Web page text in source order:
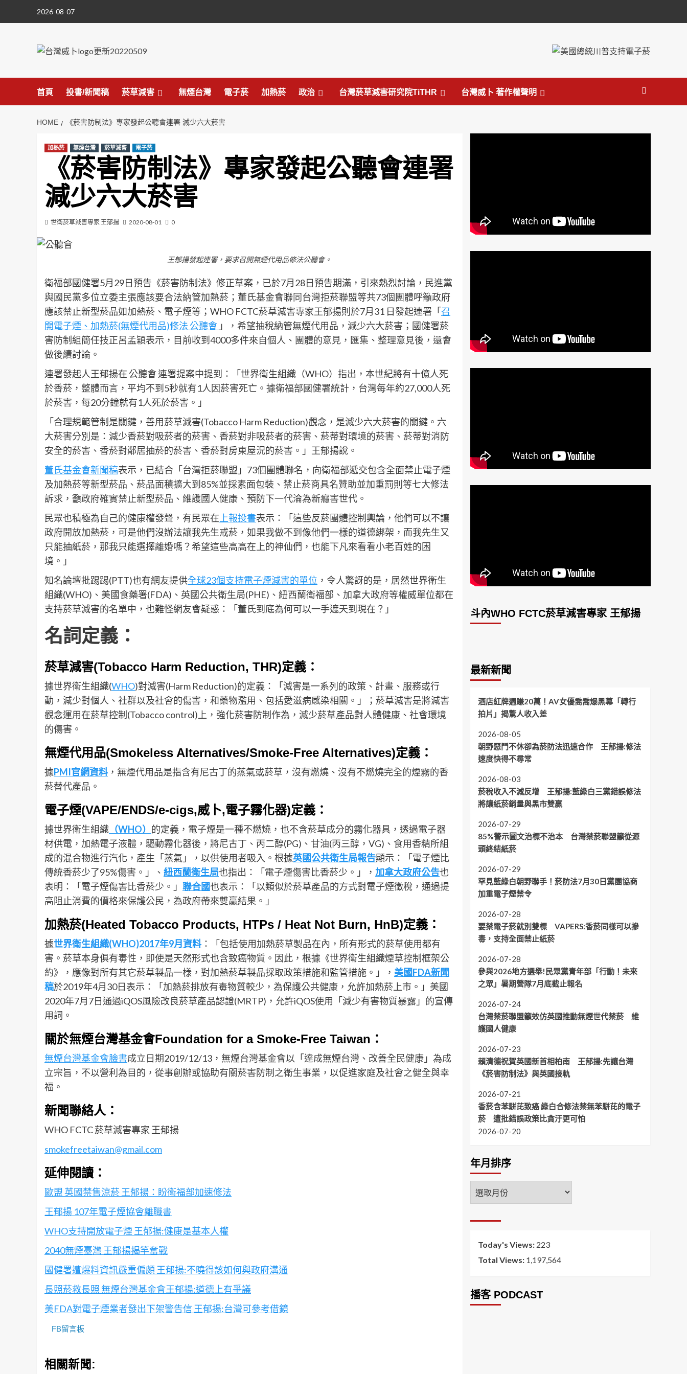
2026-08-07
首頁 投書/新聞稿 菸草減害 無煙台灣 電子菸 加熱菸 政治 台灣菸草減害研究院TiTHR 台灣威卜 著作權聲明
HOME 《菸害防制法》專家發起公聽會連署 減少六大菸害
加熱菸 無煙台灣 菸草減害 電子菸
《菸害防制法》專家發起公聽會連署
減少六大菸害
世衛菸草減害專家 王郁揚 2020-08-01 0
王郁揚發起連署，要求召開無煙代用品修法公聽會。
衛福部國健署5月29日預告《菸害防制法》修正草案，已於7月28日預告期滿，引來熱烈討論，民進黨
與國民黨多位立委主張應該要合法納管加熱菸；董氏基金會聯同台灣拒菸聯盟等共73個團體呼籲政府
應該禁止新型菸品如加熱菸、電子煙等；WHO FCTC菸草減害專家王郁揚則於7月31 日發起連署「召
開電子煙、加熱菸(無煙代用品)修法 公聽會 」，希望抽稅納管無煙代用品，減少六大菸害；國健署菸
害防制組簡任技正呂孟穎表示，目前收到4000多件來自個人、團體的意見，匯集、整理意見後，還會
做後續討論。
連署發起人王郁揚在 公聽會 連署提案中提到：「世界衛生組織（WHO）指出，本世紀將有十億人死
於香菸，整體而言，平均不到5秒就有1人因菸害死亡。據衛福部國健署統計，台灣每年約27,000人死
於菸害，每20分鐘就有1人死於菸害。」
「合理規範管制是關鍵，善用菸草減害(Tobacco Harm Reduction)觀念，是減少六大菸害的關鍵。六
大菸害分別是：減少香菸對吸菸者的菸害、香菸對非吸菸者的菸害、菸蒂對環境的菸害、菸蒂對消防
安全的菸害、香菸對鄰居抽菸的菸害、香菸對房東屋況的菸害。」王郁揚說。
董氏基金會新聞稿表示，已結合「台灣拒菸聯盟」73個團體聯名，向衛福部遞交包含全面禁止電子煙
及加熱菸等新型菸品、菸品面積擴大到85%並採素面包裝、禁止菸商具名贊助並加重罰則等七大修法
訴求，籲政府確實禁止新型菸品、維護國人健康、預防下一代淪為新癮害世代。
民眾也積極為自己的健康權發聲，有民眾在 上報投書表示：「這些反菸團體控制輿論，他們可以不讓
政府開放加熱菸，可是他們沒辦法讓我先生戒菸，如果我做不到像他們一樣的道德綁架，而我先生又
只能抽紙菸，那我只能選擇離婚嗎？希望這些高高在上的神仙們，也能下凡來看看小老百姓的困
境。」
知名論壇批踢踢(PTT)也有網友提供全球23個支持電子煙減害的單位 ，令人驚訝的是，居然世界衛生
組織(WHO)、美國食藥署(FDA)、英國公共衛生局(PHE)、紐西蘭衛福部、加拿大政府等權威單位都在
支持菸草減害的名單中，也難怪網友會疑惑：「董氏到底為何可以一手遮天到現在？」
名詞定義：
菸草減害(Tobacco Harm Reduction, THR)定義：
據世界衛生組織(WHO)對減害(Harm Reduction)的定義：「減害是一系列的政策、計畫、服務或行
動，減少對個人、社群以及社會的傷害，和藥物濫用、包括愛滋病感染相關。」；菸草減害是將減害
觀念運用在菸草控制(Tobacco control)上，強化菸害防制作為，減少菸草產品對人體健康、社會環境
的傷害。
無煙代用品(Smokeless Alternatives/Smoke-Free Alternatives)定義：
據PMI官網資料，無煙代用品是指含有尼古丁的蒸氣或菸草，沒有燃燒、沒有不燃燒完全的煙霧的香
菸替代產品。
電子煙(VAPE/ENDS/e-cigs,威卜,電子霧化器)定義：
據世界衛生組織 （WHO） 的定義，電子煙是一種不燃燒，也不含菸草成分的霧化器具，透過電子器
材供電，加熱電子液體，驅動霧化器後，將尼古丁、丙二醇(PG)、甘油(丙三醇，VG)、食用香精所組
成的混合物進行汽化，產生「蒸氣」，以供使用者吸入。根據英國公共衛生局報告顯示：「電子煙比
傳統香菸少了95%傷害。」、 紐西蘭衛生局也指出：「電子煙傷害比香菸少。」， 加拿大政府公告也
表明：「電子煙傷害比香菸少。」 聯合國也表示：「以類似於菸草產品的方式對電子煙徵稅，通過提
高阻止消費的價格來保護公民，為政府帶來雙贏結果。」
加熱菸(Heated Tobacco Products, HTPs / Heat Not Burn, HnB)定義：
據世界衛生組織(WHO)2017年9月資料：「包括使用加熱菸草製品在內，所有形式的菸草使用都有
害。菸草本身俱有毒性，即使是天然形式也含致癌物質。因此，根據《世界衛生組織煙草控制框架公
約》，應像對所有其它菸草製品一樣，對加熱菸草製品採取政策措施和監管措施。」， 美國FDA新聞
稿於2019年4月30日表示：「加熱菸排放有毒物質較少，為保護公共健康，允許加熱菸上市。」美國
2020年7月7日通過iQOS風險改良菸草產品認證(MRTP)，允許iQOS使用「減少有害物質暴露」的宣傳
用詞。
關於無煙台灣基金會Foundation for a Smoke-Free Taiwan：
無煙台灣基金會臉書成立日期2019/12/13，無煙台灣基金會以「達成無煙台灣、改善全民健康」為成
立宗旨，不以營利為目的，從事創辦或協助有關菸害防制之衛生事業，以促進家庭及社會之健全與幸
福。
新聞聯絡人：
WHO FCTC 菸草減害專家 王郁揚
smokefreetaiwan@gmail.com
延伸閱讀：
歐盟 英國禁售涼菸 王郁揚：盼衛福部加速修法
王郁揚 107年電子煙協會離職書
WHO支持開放電子煙 王郁揚:健康是基本人權
2040無煙臺灣 王郁揚揭竿奮戰
國健署遭爆料資訊嚴重偏頗 王郁揚:不曉得該如何與政府溝通
長照菸救長照 無煙台灣基金會王郁揚:道德上有爭議
美FDA對電子煙業者發出下架警告信 王郁揚:台灣可參考借鏡
FB留言板
相關新聞:
斗內WHO FCTC菸草減害專家 王郁揚
最新新聞
酒店紅牌週賺20萬！AV女優喬喬爆黑幕「轉行
拍片」揭驚人收入差
2026-08-05
朝野惡鬥不休卻為菸防法迅速合作 王郁揚:修法
速度快得不尋常
2026-08-03
菸稅收入不減反增 王郁揚:藍綠白三黨錯誤修法
將讓紙菸銷量與黑市雙贏
2026-07-29
85%警示圖文治標不治本 台灣禁菸聯盟籲從源
頭終結紙菸
2026-07-29
罕見藍綠白朝野聯手！菸防法7月30日黨團協商
加重電子煙禁令
2026-07-28
要禁電子菸就別雙標 VAPERS:香菸同樣可以摻
毒，支持全面禁止紙菸
2026-07-28
參與2026地方選舉!民眾黨青年部「行動！未來
之眾」暑期營隊7月底截止報名
2026-07-24
台灣禁菸聯盟籲效仿英國推動無煙世代禁菸 維
護國人健康
2026-07-23
賴清德祝賀英國新首相柏南 王郁揚:先讓台灣
《菸害防制法》與英國接軌
2026-07-21
香菸含苯駢芘致癌 綠白合修法禁無苯駢芘的電子
菸 遭批錯誤政策比貪汙更可怕
2026-07-20
年月排序
年
月
序
Today's Views: 223
Total Views: 1,197,564
播客 PODCAST